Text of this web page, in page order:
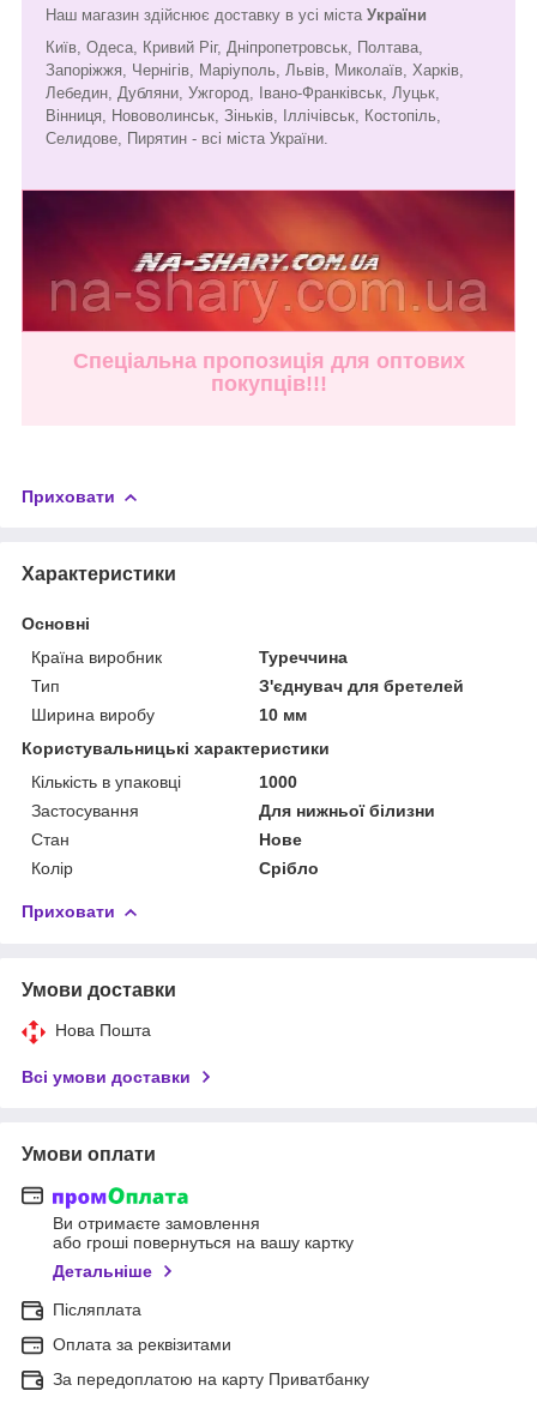
Наш магазин здійснює доставку в усі міста України
Київ, Одеса, Кривий Ріг, Дніпропетровськ, Полтава,
Запоріжжя, Чернігів, Маріуполь, Львів, Миколаїв, Харків,
Лебедин, Дубляни, Ужгород, Івано-Франківськ, Луцьк,
Вінниця, Нововолинськ, Зіньків, Іллічівськ, Костопіль,
Селидове, Пирятин - всі міста України.
Спеціальна пропозиція для оптових
покупців!!!
Приховати
Характеристики
Основні
Країна виробник
Туреччина
Тип
З'єднувач для бретелей
Ширина виробу
10 мм
Користувальницькі характеристики
Кількість в упаковці
1000
Застосування
Для нижньої білизни
Стан
Нове
Колір
Срібло
Приховати
Умови доставки
Нова Пошта
Всі умови доставки
Умови оплати
Ви отримаєте замовлення
або гроші повернуться на вашу картку
Детальніше
Післяплата
Оплата за реквізитами
За передоплатою на карту Приватбанку